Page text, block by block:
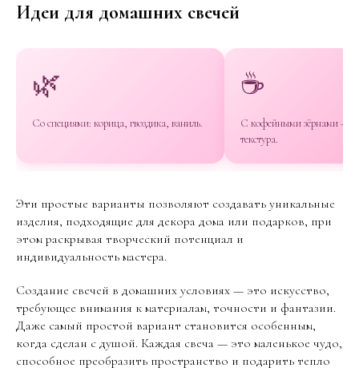
Идеи для домашних свечей
🌿
Со специями: корица, гвоздика, ваниль.
☕
С кофейными зёрнами —
текстура.
Эти простые варианты позволяют создавать уникальные
изделия, подходящие для декора дома или подарков, при
этом раскрывая творческий потенциал и
индивидуальность мастера.
Создание свечей в домашних условиях — это искусство,
требующее внимания к материалам, точности и фантазии.
Даже самый простой вариант становится особенным,
когда сделан с душой. Каждая свеча — это маленькое чудо,
способное преобразить пространство и подарить тепло